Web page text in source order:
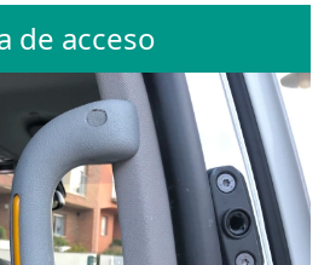
de acceso